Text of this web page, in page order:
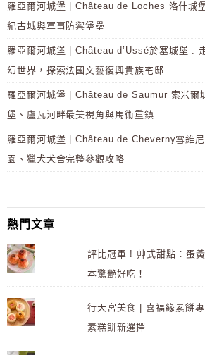
羅亞爾河城堡 | Château de Loches 洛什城
紀古城與軍事防禦堡壘
羅亞爾河城堡 | Château d’Ussé於塞城堡 :
幻世界，探索法國文藝復興貴族宅邸
羅亞爾河城堡 | Château de Saumur 索米爾
堡、盧瓦河畔最美視角與馬術重鎮
羅亞爾河城堡 | Château de Cheverny雪維
園、獵犬犬舍完整參觀攻略
熱門文章
評比冠軍 ! 艸式甜點：蛋
本驚艷好吃！
行天宮美食 | 喜福緣素餅
素糕餅新選擇